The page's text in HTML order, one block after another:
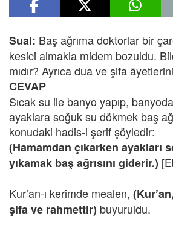
Sual: Baş ağrıma doktorlar bir
kesici almakla midem bozuldu.
mıdır? Ayrıca dua ve şifa
CEVAP
Sıcak su ile banyo yapıp,
ayaklara soğuk su dökmek baş
konudaki hadis-i şerif şöyledir:
(Hamamdan çıkarken ayakları
yıkamak baş ağrısını giderir.)
Kur’an-ı kerimde mealen,
şifa ve rahmettir) buyuruldu.